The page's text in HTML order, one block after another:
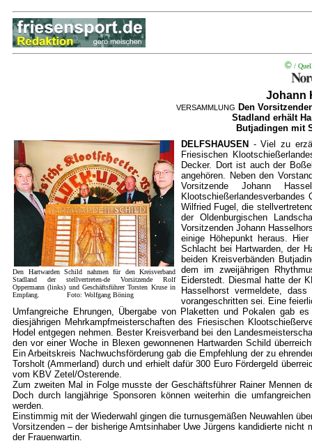
©/
Johann
VERSAMMLUNG Den
Stadland erhält
Butjadingen mit
Den Hartwarden Schild nahmen für den Kreisverband
Stadland der stellvertreten-de Vorsitzende Rolf
Oppermann (links) und Geschäftsführer Torsten Kruse in
Empfang. Foto: Wolfgang Böning
DELFSHAUSEN - Viel zu
Friesischen
Decker. Dort ist auch der
angehören. Neben den
Vorsitzende Johann
Klootschießerlandesverbandes
Wilfried Fugel, die
der Oldenburgischen
Vorsitzenden Johann
einige Höhepunkt heraus.
Schlacht bei Hartwarden, der
beiden Kreisverbänden
dem im zweijährigen
Eiderstedt. Diesmal hatte der
Hasselhorst vermeldete,
vorangeschritten sei. Eine
Umfangreiche Ehrungen, Übergabe von Plaketten und Pokalen gab
diesjährigen Mehrkampfmeisterschaften des Friesischen
Hodel entgegen nehmen. Bester Kreisverband bei den
den vor einer Woche in Blexen gewonnenen Hartwarden Schild
Ein Arbeitskreis Nachwuchsförderung gab die Empfehlung der zu
Torsholt (Ammerland) durch und erhielt dafür 300 Euro Fördergeld
vom KBV Zetel/Osterende.
Zum zweiten Mal in Folge musste der Geschäftsführer Rainer Mennen
Doch durch langjährige Sponsoren können weiterhin die
werden.
Einstimmig mit der Wiederwahl gingen die turnusgemäßen Neuwahlen
Vorsitzenden – der bisherige Amtsinhaber Uwe Jürgens kandidierte
der Frauenwartin.